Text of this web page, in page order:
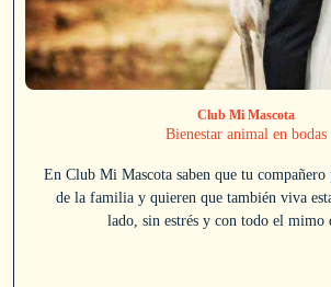
Club Mi Mascota
Bienestar animal en bodas
En Club Mi Mascota saben que tu
de la familia y quieren que también viva
lado, sin estrés y con todo el mimo